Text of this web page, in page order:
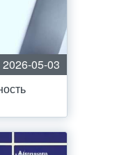
2026-05-03